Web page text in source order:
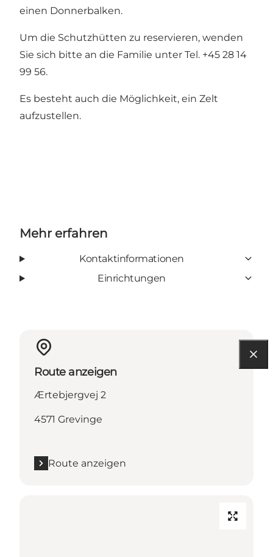
einen Donnerbalken.
Um die Schutzhütten zu reservieren, wenden
Sie sich bitte an die Familie unter Tel. +45 28 14
99 56.
Es besteht auch die Möglichkeit, ein Zelt
aufzustellen.
Mehr erfahren
Kontaktinformationen
Einrichtungen
Route anzeigen
Ærtebjergvej 2
4571 Grevinge
Route anzeigen